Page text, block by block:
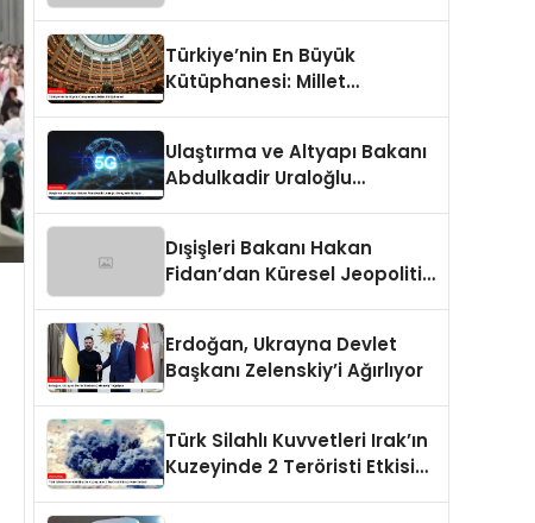
Türkiye’nin En Büyük
Kütüphanesi: Millet
Ulaştırma ve Altyapı Bakanı
Abdulkadir Uraloğlu
Dışişleri Bakanı Hakan
Fidan’dan Küresel Jeopolitik
Erdoğan, Ukrayna Devlet
Başkanı Zelenskiy’i Ağırlıyor
Türk Silahlı Kuvvetleri Irak’ın
Kuzeyinde 2 Teröristi Etkisiz